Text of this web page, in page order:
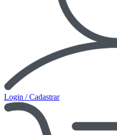
Login / Cadastrar